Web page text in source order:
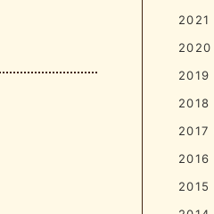
2021
2020
2019
2018
2017
2016
2015